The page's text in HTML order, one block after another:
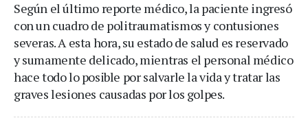
Según el último reporte médico, la paciente ingresó
con un cuadro de politraumatismos y contusiones
severas. A esta hora, su estado de salud es reservado
y sumamente delicado, mientras el personal médico
hace todo lo posible por salvarle la vida y tratar las
graves lesiones causadas por los golpes.